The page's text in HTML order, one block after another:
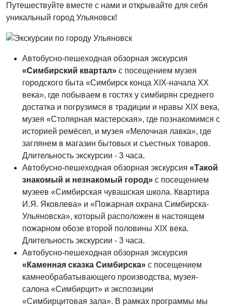
Путешествуйте вместе с нами и открывайте для себя
уникальный город Ульяновск!
Автобусно-пешеходная обзорная экскурсия
«Симбирский квартал» с посещением музея
городского быта «Симбирск конца ХIХ-начала ХХ
века», где побываем в гостях у симбирян среднего
достатка и погрузимся в традиции и нравы XIX века,
музея «Столярная мастерская», где познакомимся с
историей ремёсел, и музея «Мелочная лавка», где
заглянем в магазин бытовых и съестных товаров.
Длительность экскурсии - 3 часа.
Автобусно-пешеходная обзорная экскурсия «Такой
знакомый и незнакомый город» с посещением
музеев «Симбирская чувашская школа. Квартира
И.Я. Яковлева» и «Пожарная охрана Симбирска-
Ульяновска», который расположен в настоящем
пожарном обозе второй половины XIX века.
Длительность экскурсии - 3 часа.
Автобусно-пешеходная обзорная экскурсия
«Каменная сказка Симбирска» с посещением
камнеобрабатывающего производства, музея-
салона «Симбирцит» и экспозиции
«Симбирцитовая зала». В рамках программы мы